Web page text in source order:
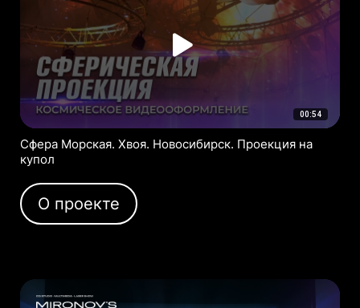
00:54
Сфера Морская. Хвоя. Новосибирск. Проекция на
купол
О проекте